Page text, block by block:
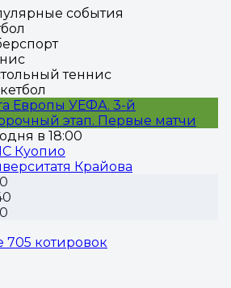
события
теннис
Европы УЕФА. 3-й
этап. Первые матчи
в 18:00
Куопио
Крайова
705 котировок